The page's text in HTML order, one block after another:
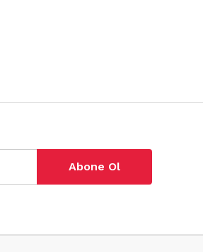
Abone Ol